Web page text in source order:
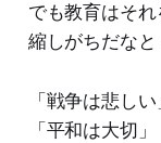
でも教育はそ
縮しがちだなと
「戦争は悲しい
「平和は大切」